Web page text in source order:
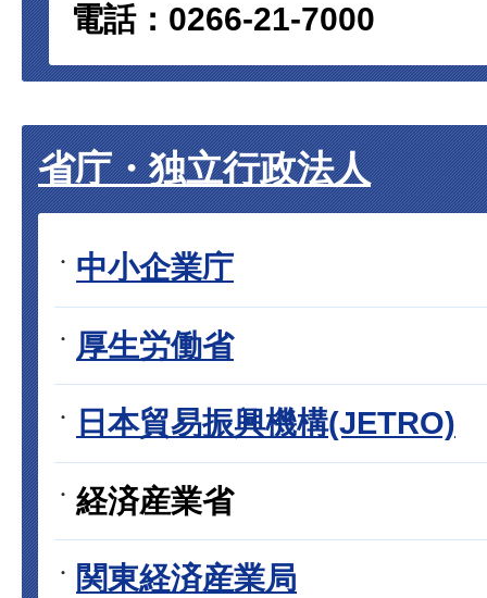
電話：0266-21-7000
省庁・独立行政法人
中小企業庁
厚生労働省
日本貿易振興機構(JETRO)
経済産業省
関東経済産業局